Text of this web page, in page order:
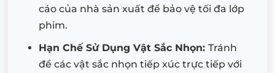
cáo của nhà sản xuất để bảo vệ tối đa lớp
phim.
Hạn Chế Sử Dụng Vật Sắc Nhọn: Tránh
để các vật sắc nhọn tiếp xúc trực tiếp với